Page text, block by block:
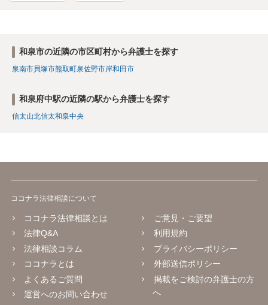
和泉市の近隣の市区町村から弁護士を探す
泉南市貝塚市熊取町泉佐野市岸和田市
和泉府中駅の近隣の駅から弁護士を探す
信太山北信太和泉中央
ココナラ法律相談について
ココナラ法律相談とは
法律Q&A
法律相談コラム
ココナラとは
よくあるご質問
運営へのお問い合わせ
ご意見・ご要望
利用規約
プライバシーポリシー
外部送信ポリシー
掲載をご検討の弁護士の方
へ